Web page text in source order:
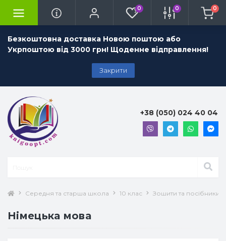
Безкоштовна доставка Новою поштою або
Укрпоштою від 3000 грн! Щоденне відправлення!
Закрити
0 0 0
+38 (050) 024 40 04
Середня та старша школа 10 клас Зошити та посібники
Німецька мова